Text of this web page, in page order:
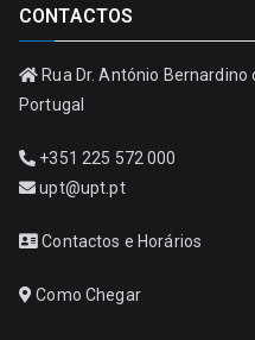
CONTACTOS
Rua Dr. António
Portugal
+351 225 572 000
upt@upt.pt
Contactos e Horários
Como Chegar